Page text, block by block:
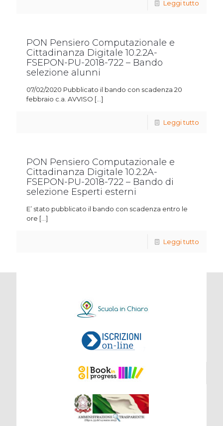
Leggi tutto
PON Pensiero Computazionale e
Cittadinanza Digitale 10.2.2A-
FSEPON-PU-2018-722 – Bando
selezione alunni
07/02/2020 Pubblicato il bando con scadenza 20
febbraio c.a. AVVISO […]
Leggi tutto
PON Pensiero Computazionale e
Cittadinanza Digitale 10.2.2A-
FSEPON-PU-2018-722 – Bando di
selezione Esperti esterni
E’ stato pubblicato il bando con scadenza entro le
ore […]
Leggi tutto